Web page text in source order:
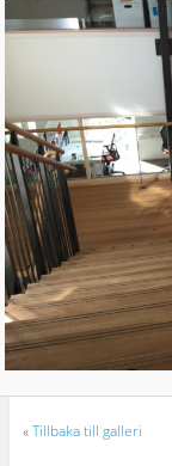
«Tillbaka till galleri